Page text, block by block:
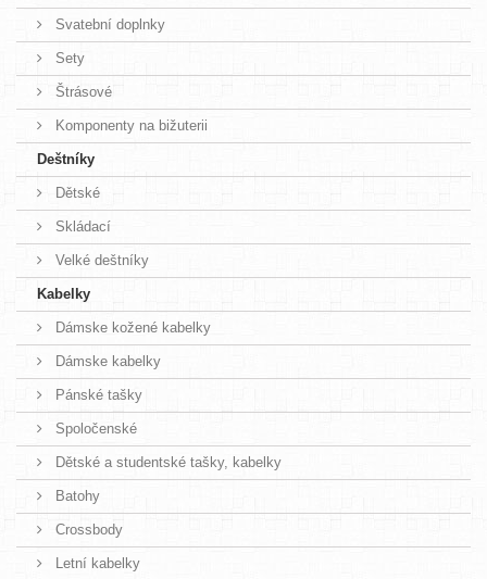
Svatební doplnky
Sety
Štrásové
Komponenty na bižuterii
Deštníky
Dětské
Skládací
Velké deštníky
Kabelky
Dámske kožené kabelky
Dámske kabelky
Pánské tašky
Spoločenské
Dětské a studentské tašky, kabelky
Batohy
Crossbody
Letní kabelky